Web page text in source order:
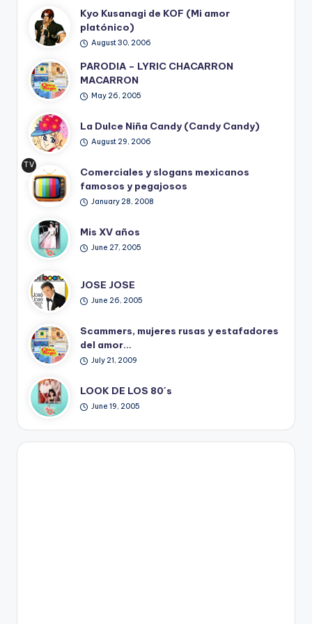
Kyo Kusanagi de KOF (Mi amor
platónico)
August 30, 2006
PARODIA – LYRIC CHACARRON
MACARRON
May 26, 2005
La Dulce Niña Candy (Candy Candy)
August 29, 2006
TV
Ret
ro
Comerciales y slogans mexicanos
famosos y pegajosos
January 28, 2008
Mis XV años
June 27, 2005
JOSE JOSE
June 26, 2005
Scammers, mujeres rusas y estafadores
del amor…
July 21, 2009
LOOK DE LOS 80´s
June 19, 2005